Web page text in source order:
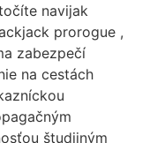
navijak
prorogue ,
zabezpečí
na cestách
študijným